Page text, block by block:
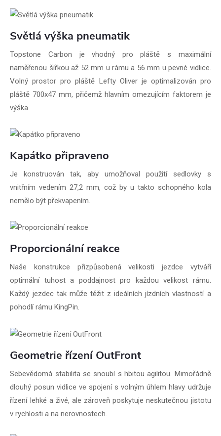
Světlá výška pneumatik
Topstone Carbon je vhodný pro pláště s maximální
naměřenou šířkou až 52 mm u rámu a 56 mm u pevné vidlice.
Volný prostor pro pláště Lefty Oliver je optimalizován pro
pláště 700x47 mm, přičemž hlavním omezujícím faktorem je
výška.
Kapátko připraveno
Je konstruován tak, aby umožňoval použití sedlovky s
vnitřním vedením 27,2 mm, což by u takto schopného kola
nemělo být překvapením.
Proporcionální reakce
Naše konstrukce přizpůsobená velikosti jezdce vytváří
optimální tuhost a poddajnost pro každou velikost rámu.
Každý jezdec tak může těžit z ideálních jízdních vlastností a
pohodlí rámu KingPin.
Geometrie řízení OutFront
Sebevědomá stabilita se snoubí s hbitou agilitou. Mimořádně
dlouhý posun vidlice ve spojení s volným úhlem hlavy udržuje
řízení lehké a živé, ale zároveň poskytuje neskutečnou jistotu
v rychlosti a na nerovnostech.